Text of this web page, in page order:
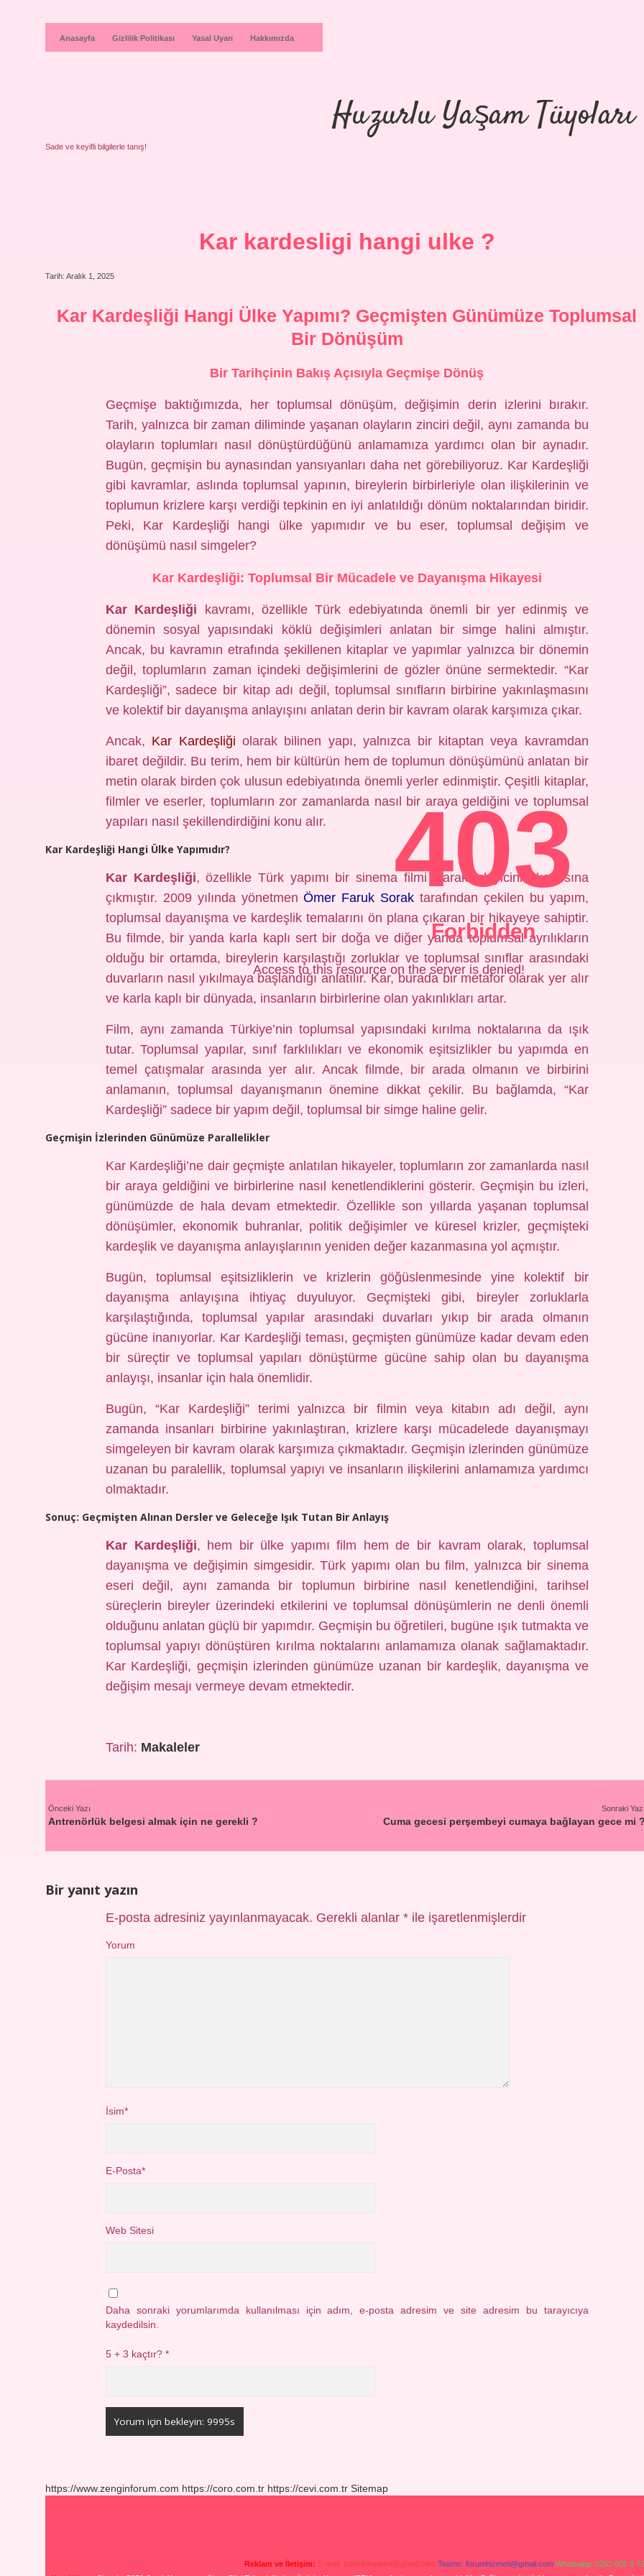
Anasayfa Gizlilik Politikası Yasal Uyarı Hakkımızda
Huzurlu Yaşam Tüyoları
Sade ve keyifli bilgilerle tanış!
Kar kardesligi hangi ulke ?
Tarih: Aralık 1, 2025
Kar Kardeşliği Hangi Ülke Yapımı? Geçmişten Günümüze Toplumsal
Bir Dönüşüm
Bir Tarihçinin Bakış Açısıyla Geçmişe Dönüş
Geçmişe baktığımızda, her toplumsal dönüşüm, değişimin derin izlerini bırakır.
Tarih, yalnızca bir zaman diliminde yaşanan olayların zinciri değil, aynı zamanda bu
olayların toplumları nasıl dönüştürdüğünü anlamamıza yardımcı olan bir aynadır.
Bugün, geçmişin bu aynasından yansıyanları daha net görebiliyoruz. Kar Kardeşliği
gibi kavramlar, aslında toplumsal yapının, bireylerin birbirleriyle olan ilişkilerinin ve
toplumun krizlere karşı verdiği tepkinin en iyi anlatıldığı dönüm noktalarından biridir.
Peki, Kar Kardeşliği hangi ülke yapımıdır ve bu eser, toplumsal değişim ve
dönüşümü nasıl simgeler?
Kar Kardeşliği: Toplumsal Bir Mücadele ve Dayanışma Hikayesi
Kar Kardeşliği kavramı, özellikle Türk edebiyatında önemli bir yer edinmiş ve
dönemin sosyal yapısındaki köklü değişimleri anlatan bir simge halini almıştır.
Ancak, bu kavramın etrafında şekillenen kitaplar ve yapımlar yalnızca bir dönemin
değil, toplumların zaman içindeki değişimlerini de gözler önüne sermektedir. “Kar
Kardeşliği”, sadece bir kitap adı değil, toplumsal sınıfların birbirine yakınlaşmasını
ve kolektif bir dayanışma anlayışını anlatan derin bir kavram olarak karşımıza çıkar.
Ancak, Kar Kardeşliği olarak bilinen yapı, yalnızca bir kitaptan veya kavramdan
ibaret değildir. Bu terim, hem bir kültürün hem de toplumun dönüşümünü anlatan bir
metin olarak birden çok ulusun edebiyatında önemli yerler edinmiştir. Çeşitli kitaplar,
filmler ve eserler, toplumların zor zamanlarda nasıl bir araya geldiğini ve toplumsal
yapıları nasıl şekillendirdiğini konu alır.
Kar Kardeşliği Hangi Ülke Yapımıdır?
Kar Kardeşliği, özellikle Türk yapımı bir sinema filmi olarak izleyicinin karşısına
çıkmıştır. 2009 yılında yönetmenÖmer Faruk Sorak tarafından çekilen bu yapım,
toplumsal dayanışma ve kardeşlik temalarını ön plana çıkaran bir hikayeye sahiptir.
Bu filmde, bir yanda karla kaplı sert bir doğa ve diğer yanda toplumsal ayrılıkların
olduğu bir ortamda, bireylerin karşılaştığı zorluklar ve toplumsal sınıflar arasındaki
duvarların nasıl yıkılmaya başlandığı anlatılır. Kar, burada bir metafor olarak yer alır
ve karla kaplı bir dünyada, insanların birbirlerine olan yakınlıkları artar.
Film, aynı zamanda Türkiye’nin toplumsal yapısındaki kırılma noktalarına da ışık
tutar. Toplumsal yapılar, sınıf farklılıkları ve ekonomik eşitsizlikler bu yapımda en
temel çatışmalar arasında yer alır. Ancak filmde, bir arada olmanın ve birbirini
anlamanın, toplumsal dayanışmanın önemine dikkat çekilir. Bu bağlamda, “Kar
Kardeşliği” sadece bir yapım değil, toplumsal bir simge haline gelir.
Geçmişin İzlerinden Günümüze Parallelikler
Kar Kardeşliği’ne dair geçmişte anlatılan hikayeler, toplumların zor zamanlarda nasıl
bir araya geldiğini ve birbirlerine nasıl kenetlendiklerini gösterir. Geçmişin bu izleri,
günümüzde de hala devam etmektedir. Özellikle son yıllarda yaşanan toplumsal
dönüşümler, ekonomik buhranlar, politik değişimler ve küresel krizler, geçmişteki
kardeşlik ve dayanışma anlayışlarının yeniden değer kazanmasına yol açmıştır.
Bugün, toplumsal eşitsizliklerin ve krizlerin göğüslenmesinde yine kolektif bir
dayanışma anlayışına ihtiyaç duyuluyor. Geçmişteki gibi, bireyler zorluklarla
karşılaştığında, toplumsal yapılar arasındaki duvarları yıkıp bir arada olmanın
gücüne inanıyorlar. Kar Kardeşliği teması, geçmişten günümüze kadar devam eden
bir süreçtir ve toplumsal yapıları dönüştürme gücüne sahip olan bu dayanışma
anlayışı, insanlar için hala önemlidir.
Bugün, “Kar Kardeşliği” terimi yalnızca bir filmin veya kitabın adı değil, aynı
zamanda insanları birbirine yakınlaştıran, krizlere karşı mücadelede dayanışmayı
simgeleyen bir kavram olarak karşımıza çıkmaktadır. Geçmişin izlerinden günümüze
uzanan bu paralellik, toplumsal yapıyı ve insanların ilişkilerini anlamamıza yardımcı
olmaktadır.
Sonuç: Geçmişten Alınan Dersler ve Geleceğe Işık Tutan Bir Anlayış
Kar Kardeşliği, hem bir ülke yapımı film hem de bir kavram olarak, toplumsal
dayanışma ve değişimin simgesidir. Türk yapımı olan bu film, yalnızca bir sinema
eseri değil, aynı zamanda bir toplumun birbirine nasıl kenetlendiğini, tarihsel
süreçlerin bireyler üzerindeki etkilerini ve toplumsal dönüşümlerin ne denli önemli
olduğunu anlatan güçlü bir yapımdır. Geçmişin bu öğretileri, bugüne ışık tutmakta ve
toplumsal yapıyı dönüştüren kırılma noktalarını anlamamıza olanak sağlamaktadır.
Kar Kardeşliği, geçmişin izlerinden günümüze uzanan bir kardeşlik, dayanışma ve
değişim mesajı vermeye devam etmektedir.
Tarih: Makaleler
Önceki Yazı
Antrenörlük belgesi almak için ne gerekli ?
Sonraki
Cuma gecesi perşembeyi cumaya bağlayan gece mi
Bir yanıt yazın
E-posta adresiniz yayınlanmayacak. Gerekli alanlar *ile işaretlenmişlerdir
Yorum
İsim*
E-Posta*
Web Sitesi
Daha sonraki yorumlarımda kullanılması için adım, e-posta adresim ve site adresim bu tarayıcıya
kaydedilsin.
5 + 3 kaçtır? *
https://www.zenginforum.com https://coro.com.tr https://cevi.com.tr Sitemap
403
Forbidden
Access to this resource on the server is denied!
Reklam ve İletişim: E-mail: backlinkpaneli@gmail.com Teams: forumhizmeti@gmail.com Whatsapp: 0262 606 0